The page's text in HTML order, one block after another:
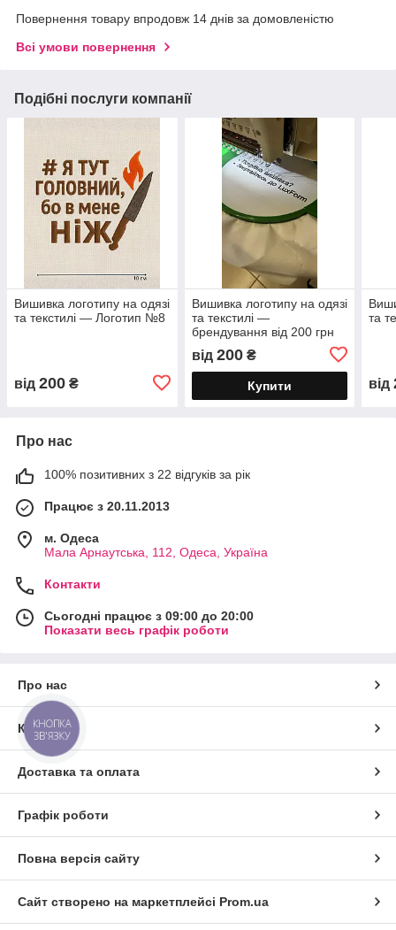
Повернення товару впродовж 14 днів за домовленістю
Всі умови повернення
Подібні послуги компанії
Вишивка логотипу на одязі
та текстилі — Логотип №8
від 200 ₴
Вишивка логотипу на одязі
та текстилі —
брендування від 200 грн
від 200₴
Купити
та
від
Про нас
100% позитивних з 22 відгуків за рік
Працює з 20.11.2013
м. Одеса
Мала Арнаутська, 112, Одеса, Україна
Контакти
Сьогодні працює з 09:00 до 20:00
Показати весь графік роботи
Про нас
Контакти
Доставка та оплата
Графік роботи
Повна версія сайту
Сайт створено на маркетплейсі Prom.ua
КНОПКА
ЗВ'ЯЗКУ